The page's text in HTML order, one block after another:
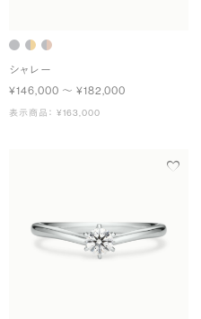
シャレー
¥146,000 〜 ¥182,000
表示商品： ¥163,000